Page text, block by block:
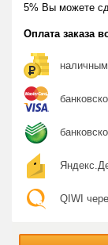
5% Вы можете
Оплата заказа
QIWI